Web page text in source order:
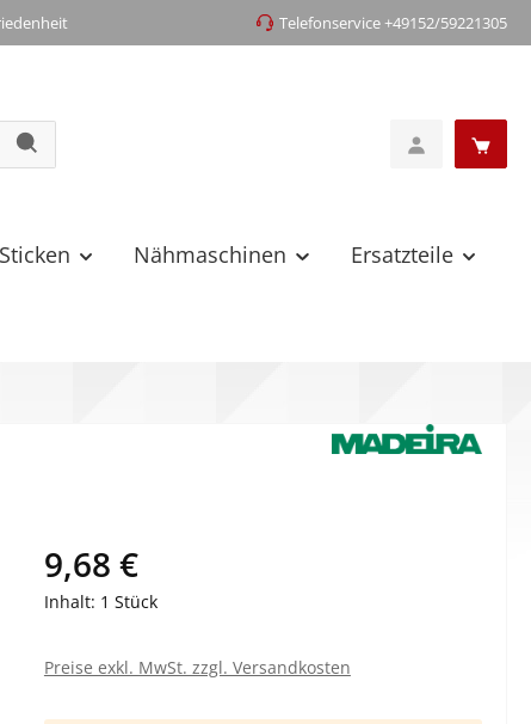
Telefonservice +49152/59221305
Nähmaschinen Ersatzteile
9,68 €
Inhalt: 1 Stück
Preise exkl. MwSt. zzgl. Versandkosten